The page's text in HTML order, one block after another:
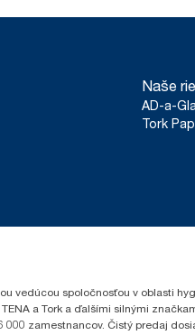
Naše
AD-a-
Tork
vedúcou spoločnosťou v oblasti
a Tork a ďalšími silnými
000 zamestnancov. Čistý predaj